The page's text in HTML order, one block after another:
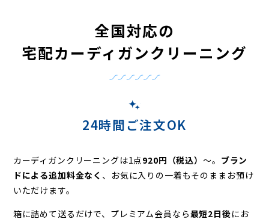
全国対応の
宅配カーディガンクリーニング
24時間ご注文OK
カーディガンクリーニングは1点920円（税込）〜。 ブラン
ドによる追加料金なく 、お気に入りの一着もそのままお預け
いただけます。
箱に詰めて送るだけで、プレミアム会員なら最短2日後にお